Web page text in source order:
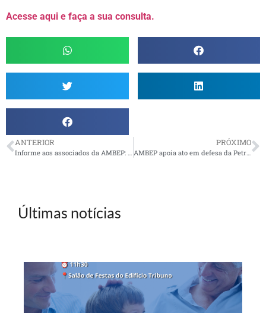
Acesse aqui e faça a sua consulta.
ANTERIOR PRÓXIMO
AMBEP apoia ato em defesa da Petros
Últimas notícias